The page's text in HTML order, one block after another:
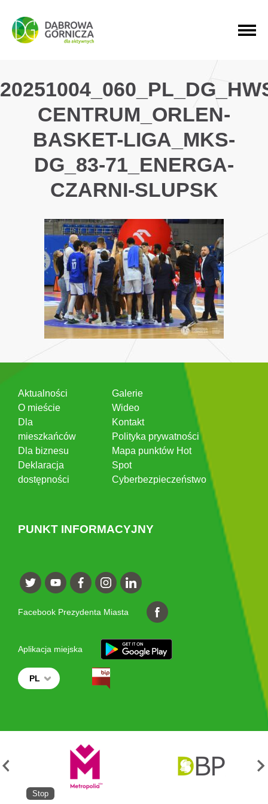
PRZEJDŹ DO MENU GŁÓWNEGO
PRZEJDŹ DO WYSZUKIWARKI
PRZEJDŹ DO TREŚCI
CENTRUM_ORLEN-
BASKET-LIGA_MKS-
DG_83-71_ENERGA-
CZARNI-SLUPSK
Aktualności
O mieście
Dla
mieszkańców
Dla biznesu
Deklaracja
dostępności
Galerie
Wideo
Kontakt
Polityka prywatności
Mapa punktów Hot
Spot
Cyberbezpieczeństwo
PUNKT INFORMACYJNY
Facebook Prezydenta Miasta
Aplikacja miejska
PL
Stop